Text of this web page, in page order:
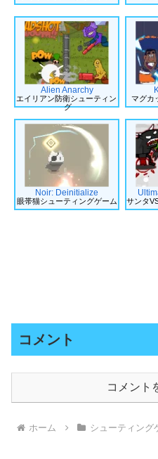
Alien Anarchy
エイリアン防衛シューティン
グ
マグカ
Noir: Deinitialize
眼帯猫シューティングゲーム サンタ
コメント
コメント
ホーム シューティング